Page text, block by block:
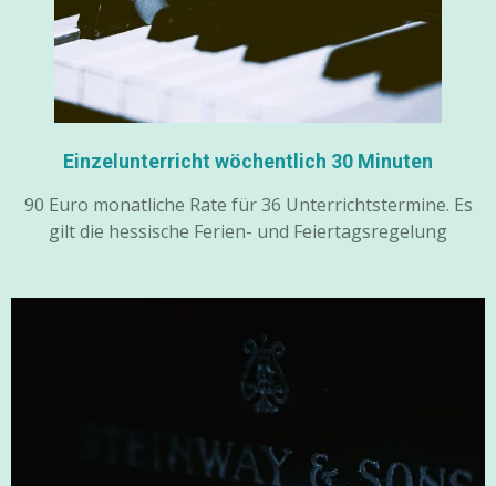
Einzelunterricht wöchentlich 30 Minuten
90 Euro monatliche Rate für 36 Unterrichtstermine. Es
gilt die hessische Ferien- und Feiertagsregelung